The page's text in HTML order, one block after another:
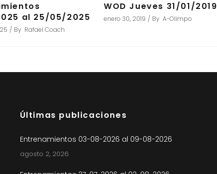
al 25/05/2025
By Rafael Coach
WOD Jueves 31/01/2019
enero 30, 2019 By A-Olimpo
Últimas publicaciones
Entrenamientos 03-08-2026 al 09-08-2026
agosto 2, 2026